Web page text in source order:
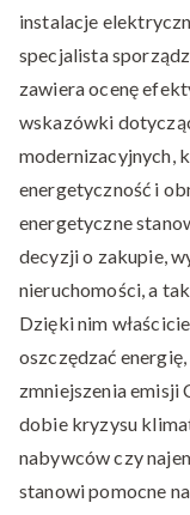
instalacje
specjalista
zawiera ocenę
wskazówki
modernizacyjnych,
energetyczność i
energetyczne
decyzji o zakupie,
nieruchomości, a
Dzięki nim
oszczędzać
zmniejszenia emisji
dobie kryzysu
nabywców czy
stanowi pomocne